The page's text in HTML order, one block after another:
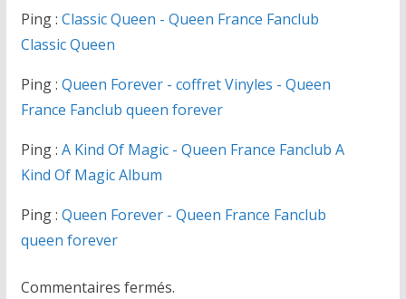
Ping : Classic Queen - Queen France Fanclub
Classic Queen
Ping : Queen Forever - coffret Vinyles - Queen
France Fanclub queen forever
Ping : A Kind Of Magic - Queen France Fanclub A
Kind Of Magic Album
Ping : Queen Forever - Queen France Fanclub
queen forever
Commentaires fermés.